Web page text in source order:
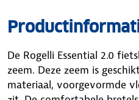
De Rogelli Essential 2.0
zeem. Deze zeem is
materiaal, voorgevormde